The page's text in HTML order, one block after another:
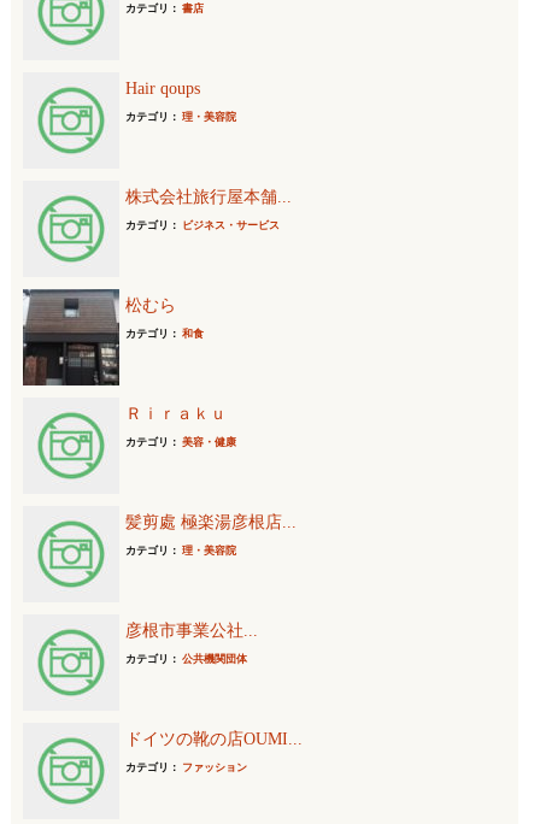
カテゴリ： 書店
Hair qoups
カテゴリ： 理・美容院
株式会社旅行屋本舗...
カテゴリ： ビジネス・サービス
松むら
カテゴリ： 和食
Ｒｉｒａｋｕ
カテゴリ： 美容・健康
髪剪處 極楽湯彦根店...
カテゴリ： 理・美容院
彦根市事業公社...
カテゴリ： 公共機関団体
ドイツの靴の店OUMI...
カテゴリ： ファッション